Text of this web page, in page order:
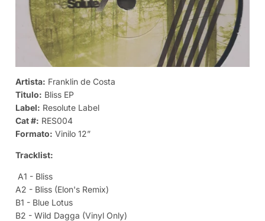
Artista: Franklin de Costa
Titulo: Bliss EP
Label: Resolute Label
Cat #: RES004
Formato: Vinilo 12”
Tracklist:
A1 - Bliss
A2 - Bliss (Elon's Remix)
B1 - Blue Lotus
B2 - Wild Dagga (Vinyl Only)